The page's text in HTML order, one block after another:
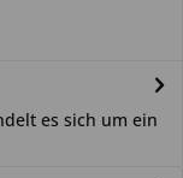
es sich um ein